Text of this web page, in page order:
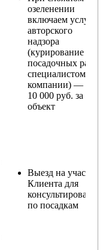
озеленении
включаем услугу
авторского
надзора
(курирование
посадочных работ
специалистом
компании) — от
10 000 руб. за
объект
Выезд на участок
Клиента для
консультирования
по посадкам